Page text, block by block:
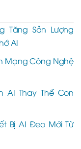
Tăng Sản Lượng
AI
Mạng Công Nghệ
AI Thay Thế Con
Bị AI Đeo Mới Từ